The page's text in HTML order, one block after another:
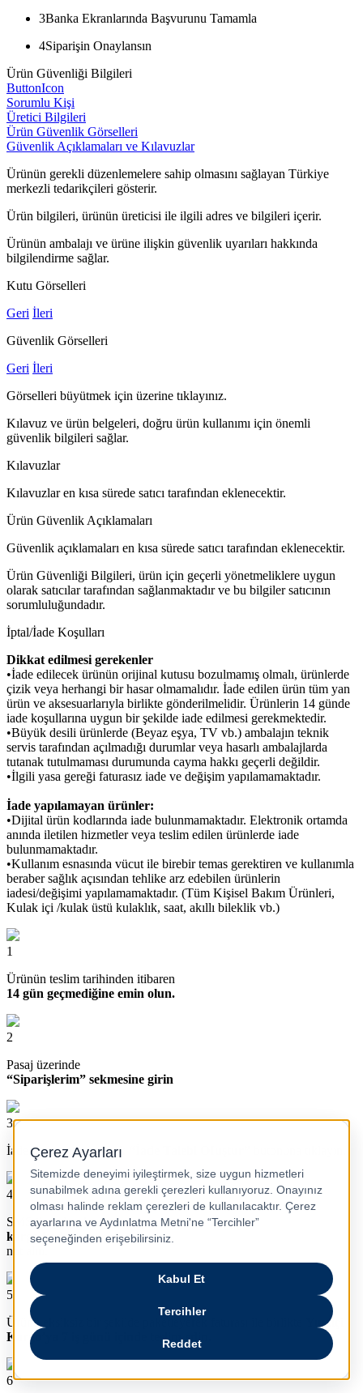
3Banka Ekranlarında Başvurunu Tamamla
4Siparişin Onaylansın
Ürün Güvenliği Bilgileri
ButtonIcon
Sorumlu Kişi
Üretici Bilgileri
Ürün Güvenlik Görselleri
Güvenlik Açıklamaları ve Kılavuzlar
Ürünün gerekli düzenlemelere sahip olmasını sağlayan Türkiye
merkezli tedarikçileri gösterir.
Ürün bilgileri, ürünün üreticisi ile ilgili adres ve bilgileri içerir.
Ürünün ambalajı ve ürüne ilişkin güvenlik uyarıları hakkında
bilgilendirme sağlar.
Kutu Görselleri
Geri İleri
Güvenlik Görselleri
Geri İleri
Görselleri büyütmek için üzerine tıklayınız.
Kılavuz ve ürün belgeleri, doğru ürün kullanımı için önemli
güvenlik bilgileri sağlar.
Kılavuzlar
Kılavuzlar en kısa sürede satıcı tarafından eklenecektir.
Ürün Güvenlik Açıklamaları
Güvenlik açıklamaları en kısa sürede satıcı tarafından eklenecektir.
Ürün Güvenliği Bilgileri, ürün için geçerli yönetmeliklere uygun
olarak satıcılar tarafından sağlanmaktadır ve bu bilgiler satıcının
sorumluluğundadır.
İptal/İade Koşulları
Dikkat edilmesi gerekenler
•İade edilecek ürünün orijinal kutusu bozulmamış olmalı, ürünlerde
çizik veya herhangi bir hasar olmamalıdır. İade edilen ürün tüm yan
ürün ve aksesuarlarıyla birlikte gönderilmelidir. Ürünlerin 14 günde
iade koşullarına uygun bir şekilde iade edilmesi gerekmektedir.
•Büyük desili ürünlerde (Beyaz eşya, TV vb.) ambalajın teknik
servis tarafından açılmadığı durumlar veya hasarlı ambalajlarda
tutanak tutulmaması durumunda cayma hakkı geçerli değildir.
•İlgili yasa gereği faturasız iade ve değişim yapılamamaktadır.
İade yapılamayan ürünler:
•Dijital ürün kodlarında iade bulunmamaktadır. Elektronik ortamda
anında iletilen hizmetler veya teslim edilen ürünlerde iade
bulunmamaktadır.
•Kullanım esnasında vücut ile birebir temas gerektiren ve kullanımla
beraber sağlık açısından tehlike arz edebilen ürünlerin
iadesi/değişimi yapılamamaktadır. (Tüm Kişisel Bakım Ürünleri,
Kulak içi /kulak üstü kulaklık, saat, akıllı bileklik vb.)
1
Ürünün teslim tarihinden itibaren
14 gün geçmediğine emin olun.
2
Pasaj üzerinde
“Siparişlerim” sekmesine girin
3
İade nedeninizi seçerek
4
SMS ile gelecek
kargo kodunu
not alın.
5
Ürünü eksiksiz bir şekilde paketleyerek faturası ile birlikte
Yurtiçi
Kargo’ya 7 iş günü içinde teslim edin.
6